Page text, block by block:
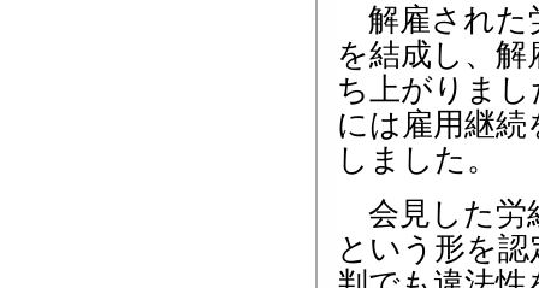
解雇された
を結成し、
ち上がりま
には雇用継続
しました。
会見した労
という形を